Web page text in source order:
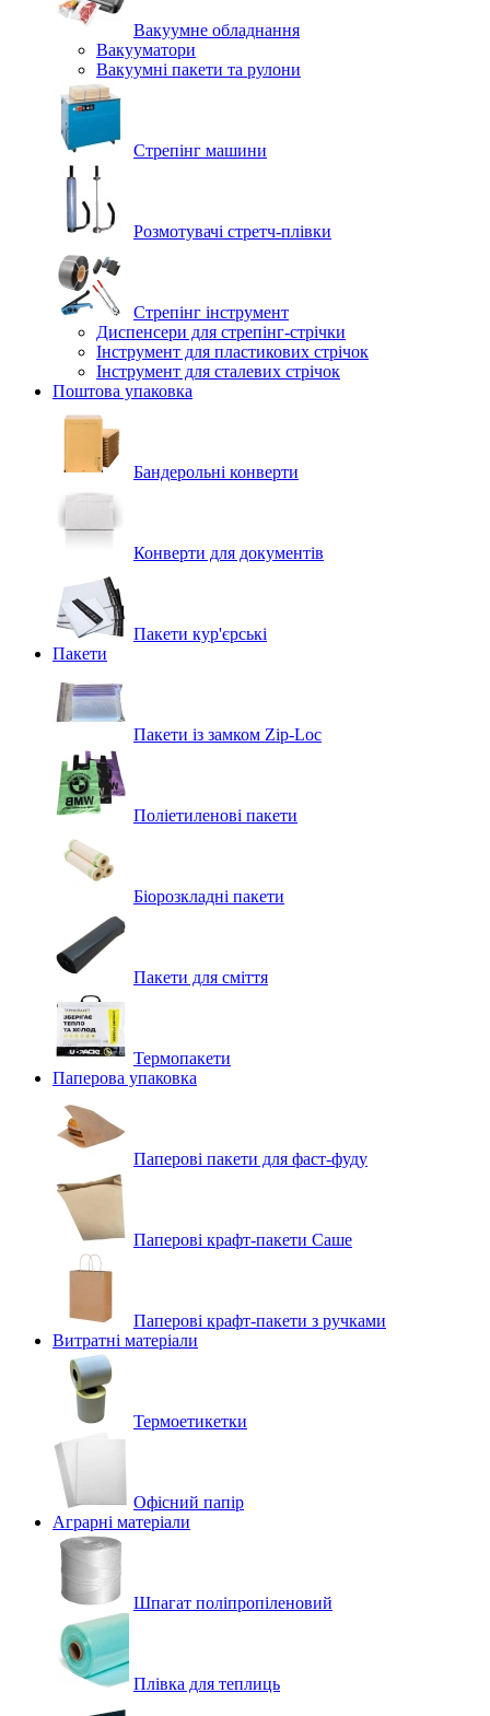
Вакуумне обладнання
Вакууматори
Вакуумні пакети та рулони
Стрепінг машини
Розмотувачі стретч-плівки
Стрепінг інструмент
Диспенсери для стрепінг-стрічки
Інструмент для пластикових стрічок
Інструмент для сталевих стрічок
Поштова упаковка
Бандерольні конверти
Конверти для документів
Пакети кур'єрські
Пакети
Пакети із замком Zip-Loc
Поліетиленові пакети
Біорозкладні пакети
Пакети для сміття
Термопакети
Паперова упаковка
Паперові пакети для фаст-фуду
Паперові крафт-пакети Саше
Паперові крафт-пакети з ручками
Витратні матеріали
Термоетикетки
Офісний папір
Аграрні матеріали
Шпагат поліпропіленовий
Плівка для теплиць